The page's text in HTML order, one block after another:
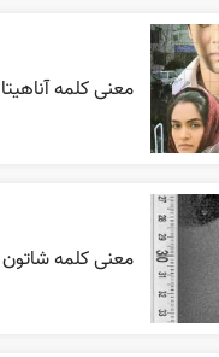
معنی کلمه آناهیتا
معنی کلمه شاتون